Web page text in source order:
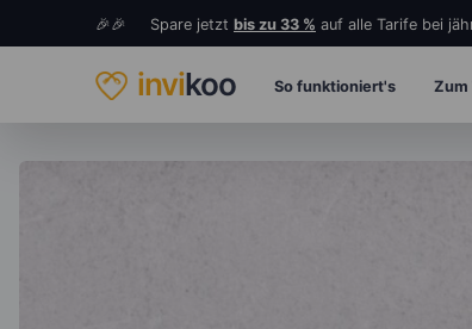
🎉🎉 Spare jetzt bis zu 33 % auf alle Tarife bei
invikoo So funktioniert's Zum